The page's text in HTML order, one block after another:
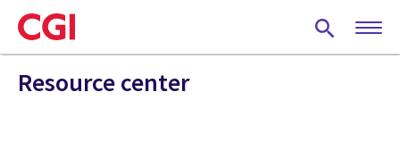
Skip
to
main
content
Resource center